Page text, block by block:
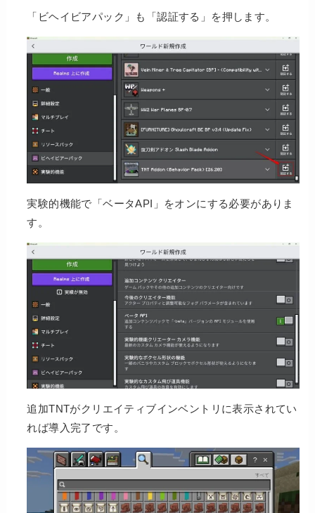
「ビヘイビアパック」も「認証する」を押します。
実験的機能で「ベータAPI」をオンにする必要がありま
す。
追加TNTがクリエイティブインベントリに表示されてい
れば導入完了です。